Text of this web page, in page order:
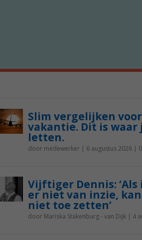
Slim vergelijken
vakantie. Dit is waar
letten.
door medewerker| 6 augustus 2026| 0
Vijftiger Dennis:
er niet van inzie,
niet toe zetten’
door Mariska Stakenburg - van Dijk| 4